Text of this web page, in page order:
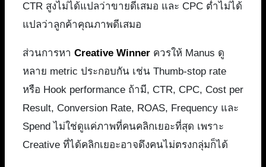
CTR สูงไม่ได้แปลว่าขายดีเสมอ และ CPC ต่ำไม่ได้
แปลว่าลูกค้าคุณภาพดีเสมอ
ส่วนการหา Creative Winner ควรให้ Manus ดู
หลาย metric ประกอบกัน เช่น Thumb-stop rate
หรือ Hook performance ถ้ามี, CTR, CPC, Cost per
Result, Conversion Rate, ROAS, Frequency และ
Spend ไม่ใช่ดูแค่ภาพที่คนคลิกเยอะที่สุด เพราะ
Creative ที่ได้คลิกเยอะอาจดึงคนไม่ตรงกลุ่มก็ได้